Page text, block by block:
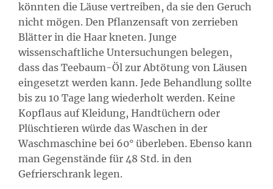
könnten die Läuse vertreiben, da sie den Geruch
nicht mögen. Den Pflanzensaft von zerrieben
Blätter in die Haar kneten. Junge
wissenschaftliche Untersuchungen belegen,
dass das Teebaum-Öl zur Abtötung von Läusen
eingesetzt werden kann. Jede Behandlung sollte
bis zu 10 Tage lang wiederholt werden. Keine
Kopflaus auf Kleidung, Handtüchern oder
Plüschtieren würde das Waschen in der
Waschmaschine bei 60° überleben. Ebenso kann
man Gegenstände für 48 Std. in den
Gefrierschrank legen.